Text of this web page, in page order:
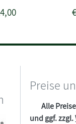
Preise
Alle
und ggf. zzgl.